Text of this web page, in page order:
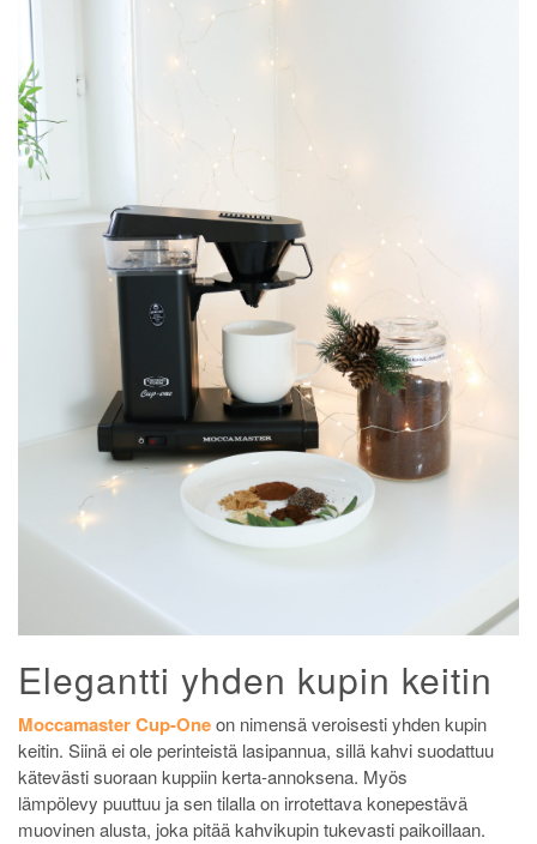
Elegantti yhden kupin keitin
Moccamaster Cup-Oneon nimensä veroisesti yhden kupin
keitin. Siinä ei ole perinteistä lasipannua, sillä kahvi suodattuu
kätevästi suoraan kuppiin kerta-annoksena. Myös
lämpölevy puuttuu ja sen tilalla on irrotettava konepestävä
muovinen alusta, joka pitää kahvikupin tukevasti paikoillaan.